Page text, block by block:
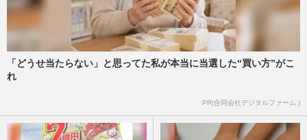
「どうせ当たらない」と思ってた私が本当に当選した“買い方”がこ
れ
PR(合同会社デジタルファーム )